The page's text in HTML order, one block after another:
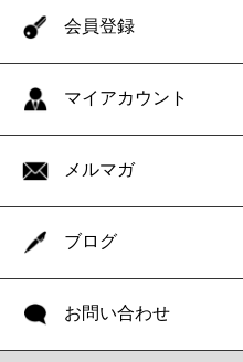
会員登録
マイアカウント
メルマガ
ブログ
お問い合わせ